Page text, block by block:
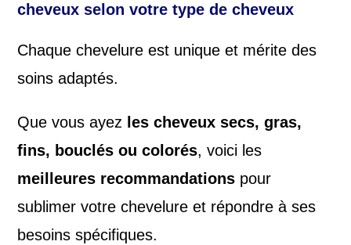
cheveux selon votre type de cheveux
Chaque chevelure est unique et mérite des
soins adaptés.
Que vous ayez les cheveux secs, gras,
fins, bouclés ou colorés, voici les
meilleures recommandations pour
sublimer votre chevelure et répondre à ses
besoins spécifiques.